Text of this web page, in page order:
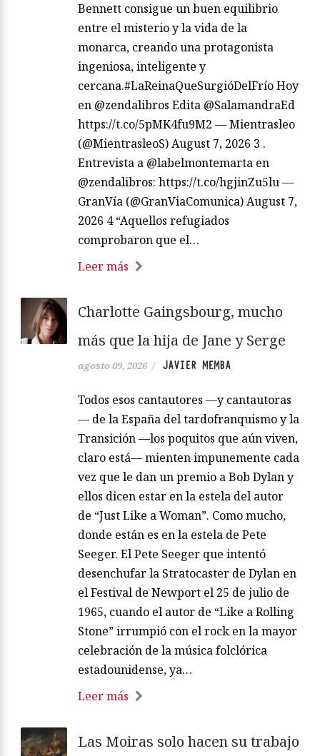
Bennett consigue un buen equilibrio
entre el misterio y la vida de la
monarca, creando una protagonista
ingeniosa, inteligente y
cercana.#LaReinaQueSurgióDelFrío Hoy
en @zendalibros Edita @SalamandraEd
https://t.co/5pMK4fu9M2 — Mientrasleo
(@MientrasleoS) August 7, 2026 3 .
Entrevista a @labelmontemarta en
@zendalibros: https://t.co/hgjinZu5lu —
GranVía (@GranViaComunica) August 7,
2026 4 “Aquellos refugiados
comprobaron que el…
Leer más
Charlotte Gaingsbourg, mucho
más que la hija de Jane y Serge
agosto 09, 2026 / JAVIER MEMBA
Todos esos cantautores —y cantautoras
— de la España del tardofranquismo y la
Transición —los poquitos que aún viven,
claro está— mienten impunemente cada
vez que le dan un premio a Bob Dylan y
ellos dicen estar en la estela del autor
de “Just Like a Woman”. Como mucho,
donde están es en la estela de Pete
Seeger. El Pete Seeger que intentó
desenchufar la Stratocaster de Dylan en
el Festival de Newport el 25 de julio de
1965, cuando el autor de “Like a Rolling
Stone” irrumpió con el rock en la mayor
celebración de la música folclórica
estadounidense, ya…
Leer más
Las Moiras solo hacen su trabajo